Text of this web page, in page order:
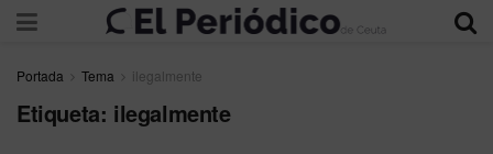
Portada Tema ilegalmente
Etiqueta: ilegalmente